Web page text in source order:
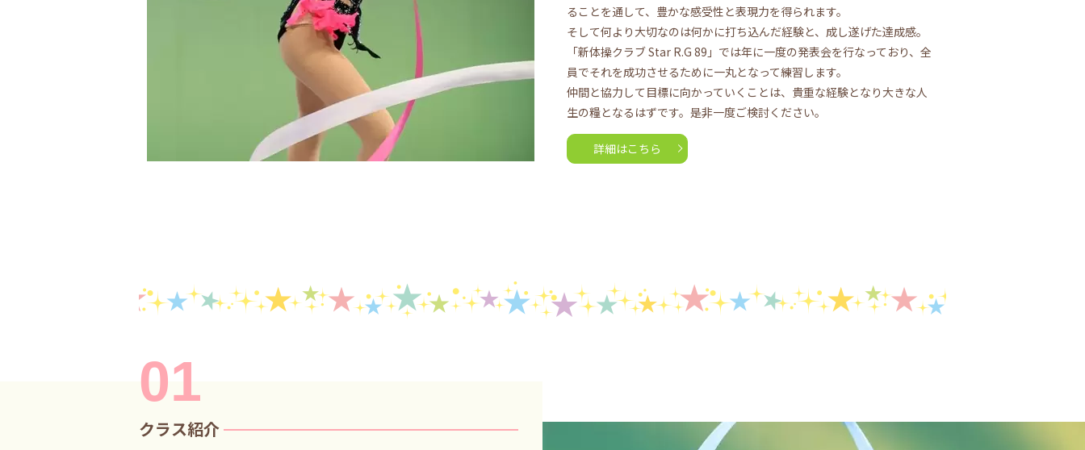
ることを通して、豊かな感受性と表現力を得られます。
そして何より大切なのは何かに打ち込んだ経験と、成し遂げた達成感。
「新体操クラブ Star R.G 89」では年に一度の発表会を行なっており、全
員でそれを成功させるために一丸となって練習します。
仲間と協力して目標に向かっていくことは、貴重な経験となり大きな人
生の糧となるはずです。是非一度ご検討ください。
詳細はこちら
01
クラス紹介